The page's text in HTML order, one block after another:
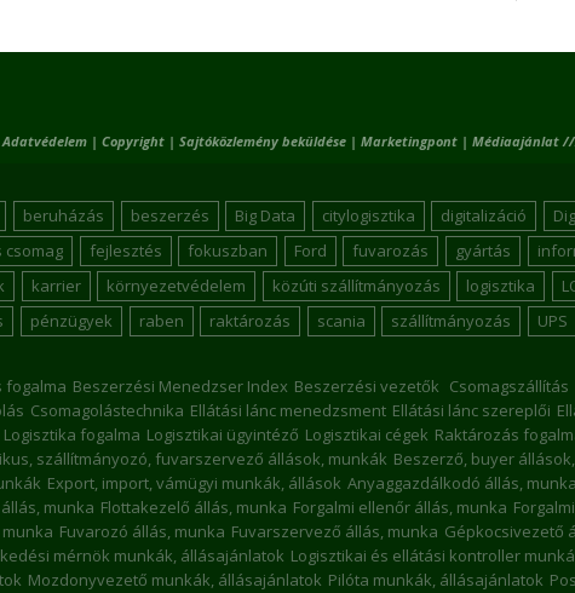
Adatvédelem | Copyright | Sajtóközlemény beküldése | Marketingpont | Médiaajánlat
beruházás beszerzés Big Data citylogisztika digitalizáció
csomag fejlesztés fokuszban Ford fuvarozás gyártás
karrier környezetvédelem közúti szállítmányozás logisztika
pénzügyek raben raktározás scania szállítmányozás UPS
fogalma Beszerzési Menedzser Index Beszerzési vezetők Csomagszállítás
Csomagolástechnika Ellátási lánc menedzsment Ellátási lánc szereplői
Logisztika fogalma Logisztikai ügyintéző Logisztikai cégek Raktározás
szállítmányozó, fuvarszervező állások, munkák Beszerző, buyer
Export, import, vámügyi munkák, állások Anyaggazdálkodó állás, munka
munka Flottakezelő állás, munka Forgalmi ellenőr állás, munka
Fuvarozó állás, munka Fuvarszervező állás, munka Gépkocsivezető
mérnök munkák, állásajánlatok Logisztikai és ellátási kontroller
Mozdonyvezető munkák, állásajánlatok Pilóta munkák, állásajánlatok